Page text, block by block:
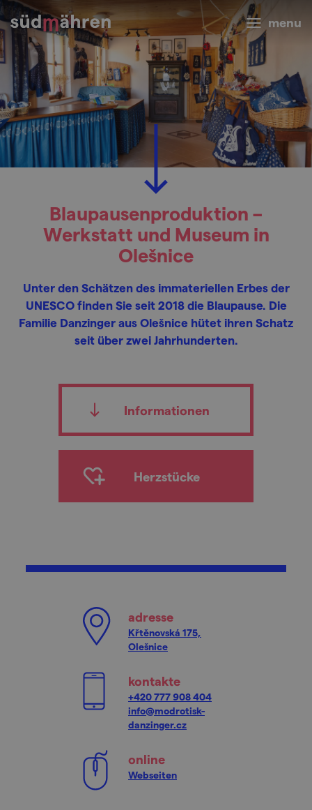
menu
Blaupausenproduktion –
Werkstatt und Museum in
Olešnice
Unter den Schätzen des immateriellen Erbes der
UNESCO finden Sie seit 2018 die Blaupause. Die
Familie Danzinger aus Olešnice hütet ihren Schatz
seit über zwei Jahrhunderten.
Informationen
Herzstücke
adresse
Křtěnovská 175,
Olešnice
kontakte
+420 777 908 404
info@modrotisk-
danzinger.cz
online
Webseiten